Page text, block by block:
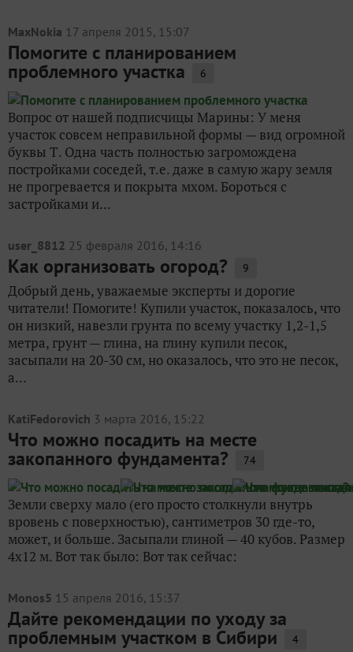
MaxNokia 17 апреля 2015, 15:07
Помогите с планированием
проблемного участка 6
Вопрос от нашей подписчицы Марины: У меня
участок совсем неправильной формы — вид огромной
буквы Т. Одна часть полностью загромождена
постройками соседей, т.е. даже в самую жару земля
не прогревается и покрыта мхом. Бороться с
застройками и...
user_8812 25 февраля 2016, 14:16
Как организовать огород? 9
Добрый день, уважаемые эксперты и дорогие
читатели! Помогите! Купили участок, показалось, что
он низкий, навезли грунта по всему участку 1,2-1,5
метра, грунт — глина, на глину купили песок,
засыпали на 20-30 см, но оказалось, что это не песок,
а...
KatiFedorovich 3 марта 2016, 15:22
Что можно посадить на месте
закопанного фундамента? 74
Земли сверху мало (его просто столкнули внутрь
вровень с поверхностью), сантиметров 30 где-то,
может, и больше. Засыпали глиной — 40 кубов. Размер
4х12 м. Вот так было: Вот так сейчас:
Monos5 15 апреля 2016, 15:37
Дайте рекомендации по уходу за
проблемным участком в Сибири 4